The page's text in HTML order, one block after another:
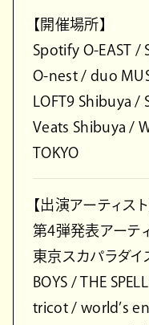
【開催場所】
Spotify O-EAST /
O-nest / duo
LOFT9 Shibuya /
Veats Shibuya /
TOKYO
【出演アーティスト
第4弾発表アーティ
東京スカパラダイ
BOYS / THE
tricot / world’s